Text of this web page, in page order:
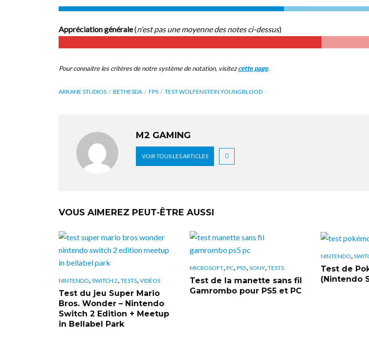
Appréciation générale(n'est pas une moyenne des notes ci-dessus)
Pour connaitre les critères de notre système de notation, visitezcette page.
ARKANE STUDIOS BETHESDA FPS TEST WOLFENSTEIN YOUNGBLOOD
M2 GAMING
VOIR TOUS LES ARTICLES
VOUS AIMEREZ PEUT-ÊTRE AUSSI
NINTENDO, SWITCH 2, TESTS, VIDÉOS
Test du jeu Super Mario
Bros. Wonder – Nintendo
Switch 2 Edition + Meetup
in Bellabel Park
MICROSOFT, PC, PS5, SONY, TESTS
Test de la manette sans fil
Gamrombo pour PS5 et PC
NINTENDO,
Test de
(Nintendo